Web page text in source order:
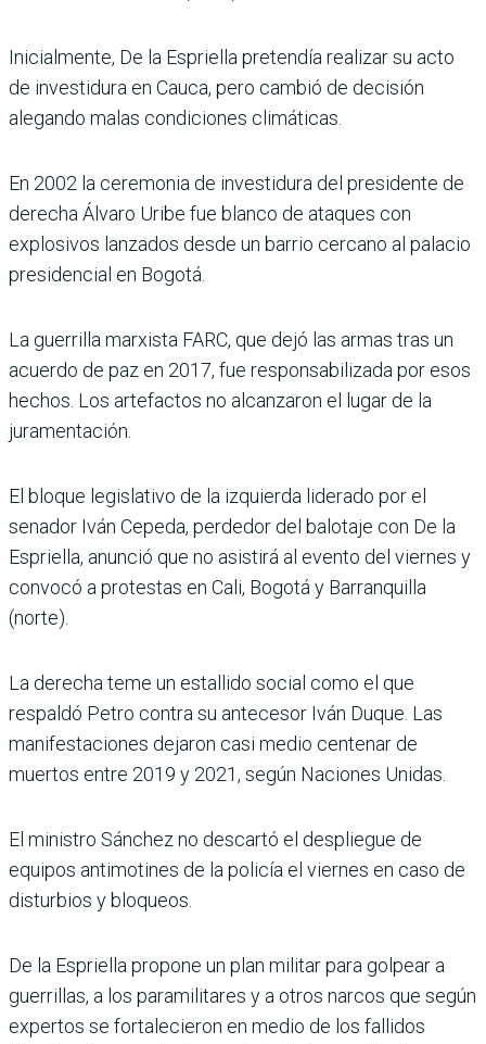
Inicialmente, De la Espriella pretendía realizar su acto
de investidura en Cauca, pero cambió de decisión
alegando malas condiciones climáticas.
En 2002 la ceremonia de investidura del presidente de
derecha Álvaro Uribe fue blanco de ataques con
explosivos lanzados desde un barrio cercano al palacio
presidencial en Bogotá.
La guerrilla marxista FARC, que dejó las armas tras un
acuerdo de paz en 2017, fue responsabilizada por esos
hechos. Los artefactos no alcanzaron el lugar de la
juramentación.
El bloque legislativo de la izquierda liderado por el
senador Iván Cepeda, perdedor del balotaje con De la
Espriella, anunció que no asistirá al evento del viernes y
convocó a protestas en Cali, Bogotá y Barranquilla
(norte).
La derecha teme un estallido social como el que
respaldó Petro contra su antecesor Iván Duque. Las
manifestaciones dejaron casi medio centenar de
muertos entre 2019 y 2021, según Naciones Unidas.
El ministro Sánchez no descartó el despliegue de
equipos antimotines de la policía el viernes en caso de
disturbios y bloqueos.
De la Espriella propone un plan militar para golpear a
guerrillas, a los paramilitares y a otros narcos que según
expertos se fortalecieron en medio de los fallidos